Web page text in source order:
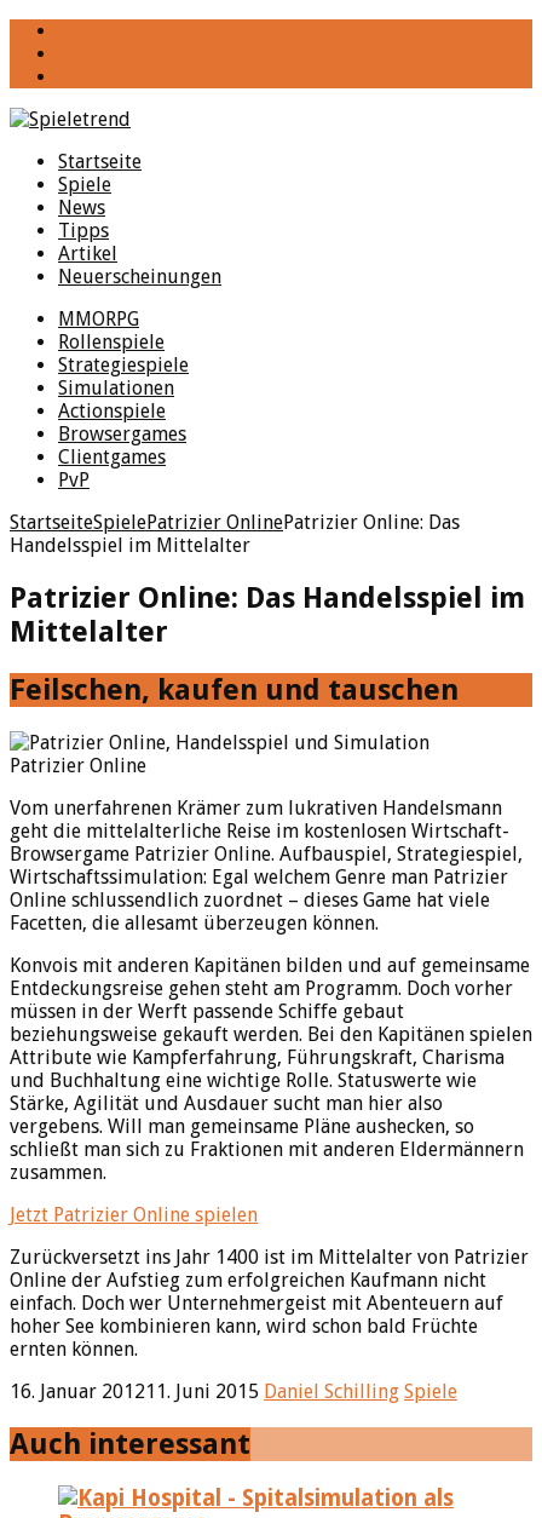
Startseite
Spiele
News
Tipps
Artikel
Neuerscheinungen
MMORPG
Rollenspiele
Strategiespiele
Simulationen
Actionspiele
Browsergames
Clientgames
PvP
StartseiteSpielePatrizier OnlinePatrizier Online: Das
Handelsspiel im Mittelalter
Patrizier Online: Das Handelsspiel im
Mittelalter
Feilschen, kaufen und tauschen
Patrizier Online
Vom unerfahrenen Krämer zum lukrativen Handelsmann
geht die mittelalterliche Reise im kostenlosen Wirtschaft-
Browsergame Patrizier Online. Aufbauspiel, Strategiespiel,
Wirtschaftssimulation: Egal welchem Genre man Patrizier
Online schlussendlich zuordnet – dieses Game hat viele
Facetten, die allesamt überzeugen können.
Konvois mit anderen Kapitänen bilden und auf gemeinsame
Entdeckungsreise gehen steht am Programm. Doch vorher
müssen in der Werft passende Schiffe gebaut
beziehungsweise gekauft werden. Bei den Kapitänen spielen
Attribute wie Kampferfahrung, Führungskraft, Charisma
und Buchhaltung eine wichtige Rolle. Statuswerte wie
Stärke, Agilität und Ausdauer sucht man hier also
vergebens. Will man gemeinsame Pläne aushecken, so
schließt man sich zu Fraktionen mit anderen Eldermännern
zusammen.
Jetzt Patrizier Online spielen
Zurückversetzt ins Jahr 1400 ist im Mittelalter von Patrizier
Online der Aufstieg zum erfolgreichen Kaufmann nicht
einfach. Doch wer Unternehmergeist mit Abenteuern auf
hoher See kombinieren kann, wird schon bald Früchte
ernten können.
16. Januar 201211. Juni 2015 Daniel Schilling Spiele
Auch interessant